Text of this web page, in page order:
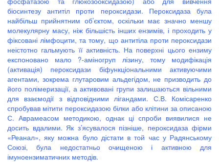
біосинтезу антитіл проти пероксидази. Пероксидаза була
найбільш прийнятним об’єктом, оскільки має значно меншу
молекулярну масу, ніж більшість інших ензимів, і проходить у
фіксовані лімфоцити, та тому, що антитіла проти пероксидази
неістотно гальмують її активність. На поверхні цього ензиму
експоновано мало ?-аміногруп лізину, тому модифікація
(активація) пероксидази біфункціональними активуючими
агентами, зокрема глутаровим альдегідом, не призводить до
його полімеризації, а активовані групи залишаються вільними
для взаємодії з відповідними лігандами. С.В. Комісаренко
спробував мітити пероксидазою білки або клітини за описаною
С. Аврамеасом методикою, однак ці спроби виявилися не
досить вдалими. Як з’ясувалося пізніше, пероксидаза фірми
«Реанал», яку можна було дістати в той час у Радянському
Союзі, була недостатньо очищеною і активною для
імуноензиматичних методів.